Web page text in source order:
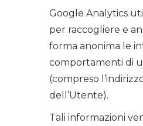
Google Analytics
per raccogliere e
forma anonima le
comportamenti di
(compreso
dell’Utente).
Tali informazioni